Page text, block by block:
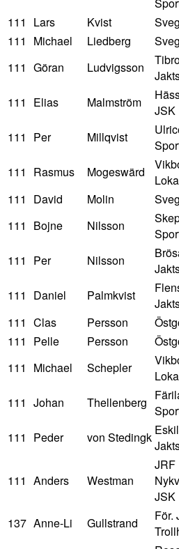
111
Lars Kvist
111
Michael Liedberg
111 Göran Ludvigsson
111 Elias Malmström
JSK
111 Per Millqvist
111 Rasmus Mogeswärd
111
David Molin
111
Bojne Nilsson
111 Per Nilsson
111 Daniel Palmkvist
111 Clas Persson
111
Pelle Persson
111
Michael Schepler
111 Johan Thellenberg
111 Peder von Stedingk
111 Anders Westman
JRF
JSK
137 Anne-Li Gullstrand
För.